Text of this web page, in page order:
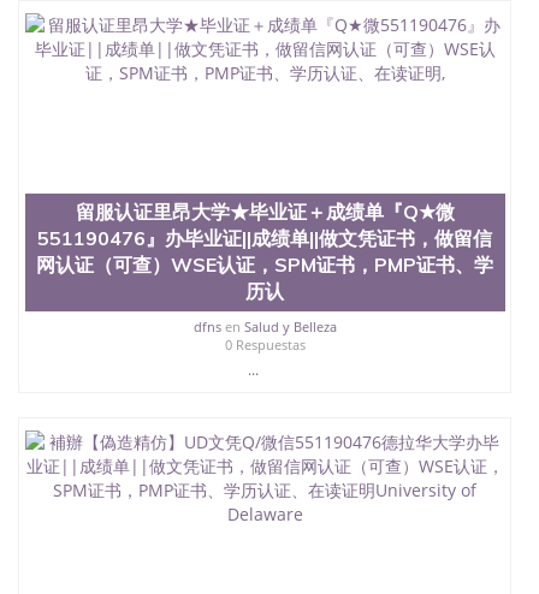
University）圣何塞州立大学（San Jose State
University）圣何塞州立大学（San Jose State
University）圣何塞州立大学（San Jose State
University）圣何塞州立大学学位证（San Jose State
University）圣何塞州立大学（San Jose State
University）圣何塞州立大学（San Jose State
University）圣何塞州立大学学位证（San Jose State
University）圣何塞州立大学学位证（San Jose State
University）圣何塞州立大学结业证（San Jose State
University）圣何塞州立大学结业证（San Jose State
University）圣何塞州立大学结业证（San Jose State
University）圣何塞州立大学学位证（San Jose State
University）圣何塞州立大学学位证（San Jose State
Jose State University）圣何塞州立大学学历证书
（San Jose State University）澳洲读书未毕业找人做
文凭学位qq微信551190476澳洲读CQU中央昆士兰大
学学历 绩单购买学位证书/澳洲读本科硕士做文凭/购
留服认证里昂大学★毕业证＋成绩单『Q★微
551190476』办毕业证||成绩单||做文凭证书，做留信
网认证（可查）WSE认证，SPM证书，PMP证书、学
历认
dfnsen Salud y Belleza
0 Respuestas
...